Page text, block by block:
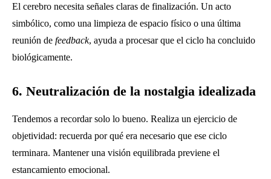
El cerebro necesita señales claras de finalización. Un acto
simbólico, como una limpieza de espacio físico o una última
reunión de feedback, ayuda a procesar que el ciclo ha concluido
biológicamente.
6. Neutralización de la nostalgia idealizada
Tendemos a recordar solo lo bueno. Realiza un ejercicio de
objetividad: recuerda por qué era necesario que ese ciclo
terminara. Mantener una visión equilibrada previene el
estancamiento emocional.